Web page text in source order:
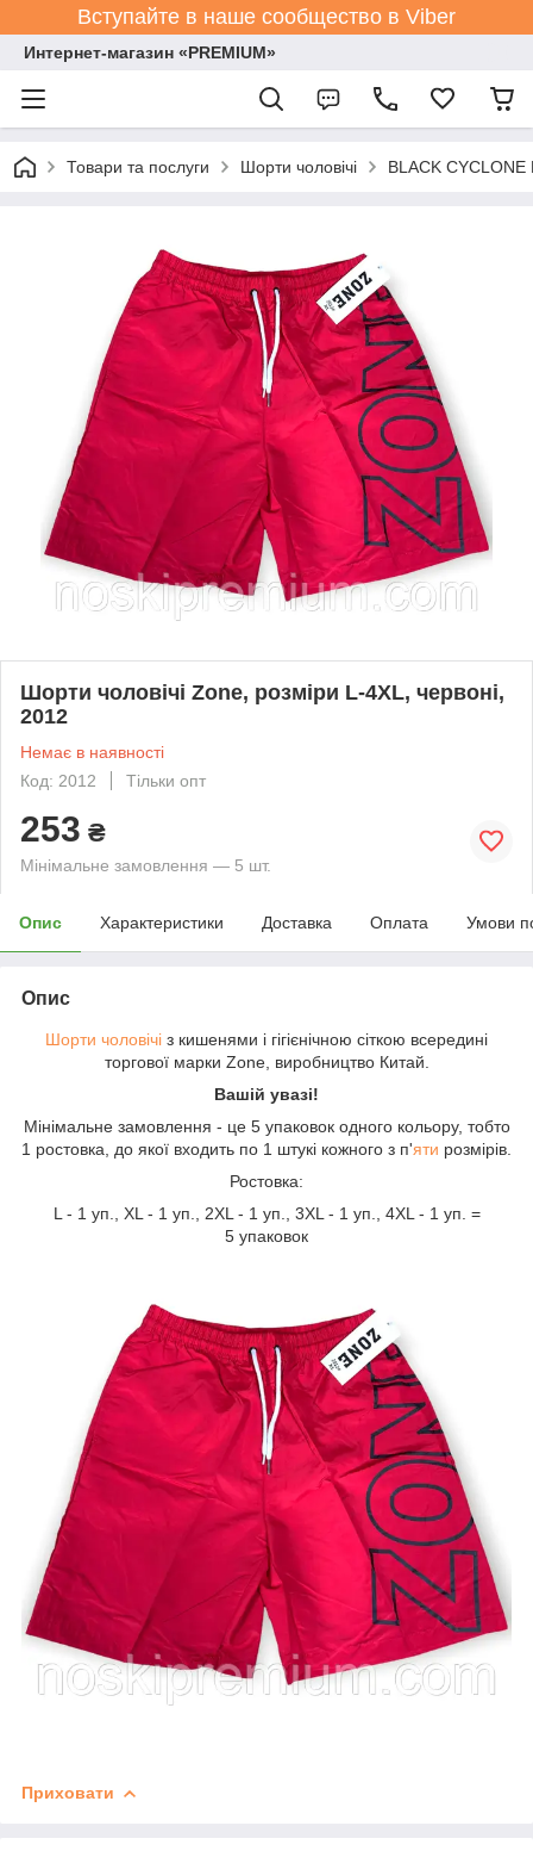
Вступайте в наше сообщество в Viber
Интернет-магазин «PREMIUM»
Товари та послуги Шорти чоловічі BLACK CYCLONE
Шорти чоловічі Zone, розміри L-4XL, червоні,
2012
Немає в наявності
Код: 2012
Тільки опт
253 ₴
Мінімальне замовлення — 5 шт.
Опис Характеристики Доставка Оплата Умови
Опис
Шорти чоловічі з кишенями і гігієнічною сіткою всередині
торгової марки Zone, виробництво Китай.
Вашій увазі!
Мінімальне замовлення - це 5 упаковок одного кольору, тобто
1 ростовка, до якої входить по 1 штукі кожного з п'яти розмірів.
Ростовка:
L - 1 уп., XL - 1 уп., 2XL - 1 уп., 3XL - 1 уп., 4XL - 1 уп. =
5 упаковок
Приховати